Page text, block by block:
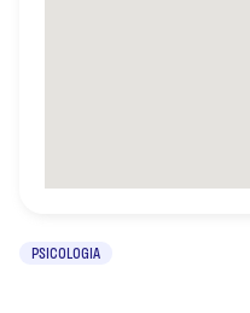
PSICOLOGIA